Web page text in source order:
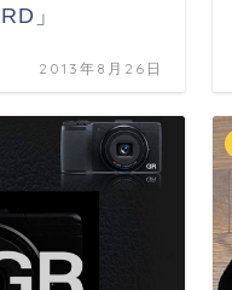
」
2013年8月26日